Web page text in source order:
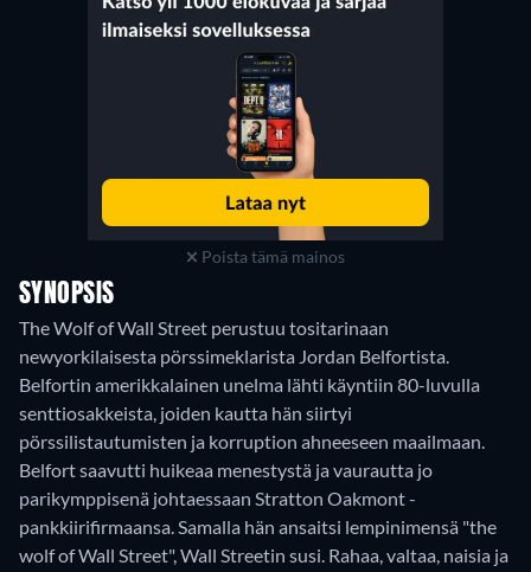
Poista tämä mainos
SYNOPSIS
The Wolf of Wall Street perustuu tositarinaan
newyorkilaisesta pörssimeklarista Jordan Belfortista.
Belfortin amerikkalainen unelma lähti käyntiin 80-luvulla
senttiosakkeista, joiden kautta hän siirtyi
pörssilistautumisten ja korruption ahneeseen maailmaan.
Belfort saavutti huikeaa menestystä ja vaurautta jo
parikymppisenä johtaessaan Stratton Oakmont -
pankkiirifirmaansa. Samalla hän ansaitsi lempinimensä "the
wolf of Wall Street", Wall Streetin susi. Rahaa, valtaa, naisia ja